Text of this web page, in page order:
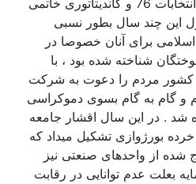
با این مختصر مقدمات به انتخابات 76 و کاندیتاتوری خاتمی
این چند سال بطور نسبی
برای آنان خصوصا در
شناخته شده بود ، با
کشور مردم را دعوت به شرکت
و گام به گام بسوی دموکراسی
شد . در این سال اقشار جامعه
بورژوازی تشکیل میداد که
شده از واحدهای صنعتی نیز
بعلت عدم توانایی در رقابت